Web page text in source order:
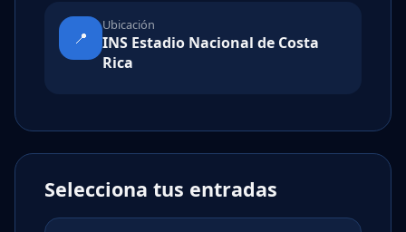
📍
Ubicación
INS Estadio Nacional de Costa
Rica
Selecciona tus entradas